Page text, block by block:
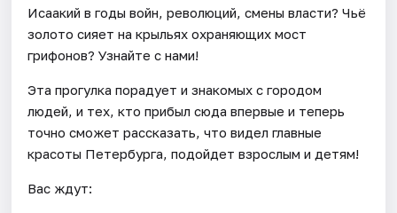
Исаакий в годы войн, революций, смены власти? Чьё
золото сияет на крыльях охраняющих мост
грифонов? Узнайте с нами!
Эта прогулка порадует и знакомых с городом
людей, и тех, кто прибыл сюда впервые и теперь
точно сможет рассказать, что видел главные
красоты Петербурга, подойдет взрослым и детям!
Вас ждут: